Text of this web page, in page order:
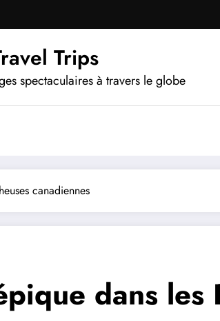
Trips
spectaculaires à travers le globe
canadiennes
dans les